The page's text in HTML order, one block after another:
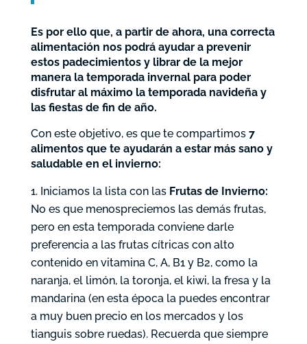
Es por ello que, a partir de ahora, una correcta
alimentación nos podrá ayudar a prevenir
estos padecimientos y librar de la mejor
manera la temporada invernal para poder
disfrutar al máximo la temporada navideña y
las fiestas de fin de año.
Con este objetivo, es que te compartimos 7
alimentos que te ayudarán a estar más sano y
saludable en el invierno:
Iniciamos la lista con las Frutas de Invierno:
No es que menospreciemos las demás frutas,
pero en esta temporada conviene darle
preferencia a las frutas cítricas con alto
contenido en vitamina C, A, B1 y B2, como la
naranja, el limón, la toronja, el kiwi, la fresa y la
mandarina (en esta época la puedes encontrar
a muy buen precio en los mercados y los
tianguis sobre ruedas). Recuerda que siempre